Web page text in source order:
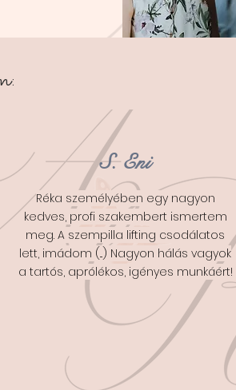
S. Eni
Réka személyében egy nagyon
kedves, profi szakembert ismertem
meg. A szempilla lifting csodálatos
lett, imádom (...) Nagyon hálás vagyok
a tartós, aprólékos, igényes munkáért!